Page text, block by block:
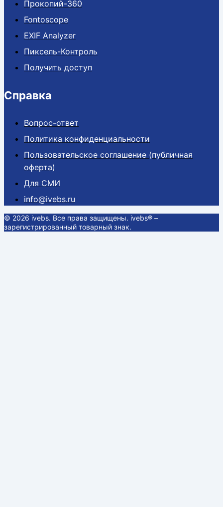
Прокопий-360
Fontoscope
EXIF Analyzer
Пиксель-Контроль
Получить доступ
Справка
Вопрос-ответ
Политика конфиденциальности
Пользовательское соглашение (публичная
оферта)
Для СМИ
info@ivebs.ru
© 2026 ivebs. Все права защищены. ivebs® –
зарегистрированный товарный знак.